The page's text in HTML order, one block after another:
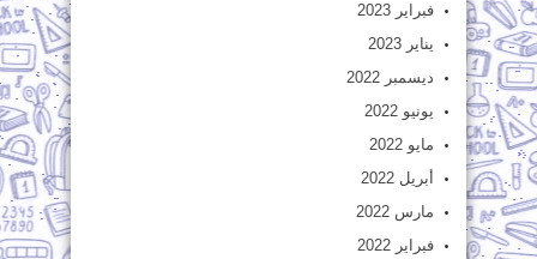
فبراير 2023
يناير 2023
ديسمبر 2022
يونيو 2022
مايو 2022
أبريل 2022
مارس 2022
فبراير 2022